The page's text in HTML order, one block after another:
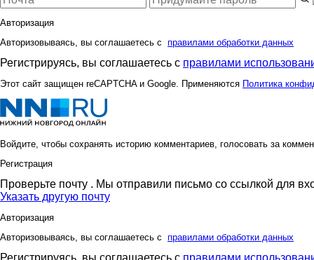
Авторизация
Авторизовываясь, вы соглашаетесь с правилами обработки данных
Регистрируясь, вы соглашаетесь с правилами
Этот сайт защищен reCAPTCHA и Google. Применяются Политика
Войдите, чтобы сохранять историю комментариев, голосовать за
Регистрация
Проверьте почту . Мы отправили письмо со ссылкой для
Указать другую почту
Авторизация
Авторизовываясь, вы соглашаетесь с правилами обработки данных
Регистрируясь, вы соглашаетесь с правилами